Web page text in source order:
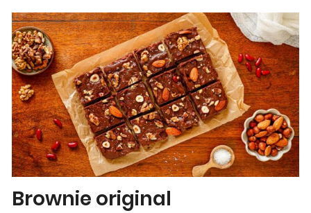
Brownie original